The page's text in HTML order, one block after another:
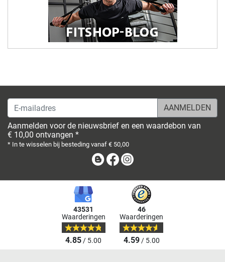
E-mailadres
Aanmelden voor de nieuwsbrief en een waardebon van
€ 10,00 ontvangen *
* In te wisselen bij besteding vanaf € 50,00
BlogFacebook
43531
Waarderingen
4.85/ 5.00
46
Waarderingen
4.59/ 5.00